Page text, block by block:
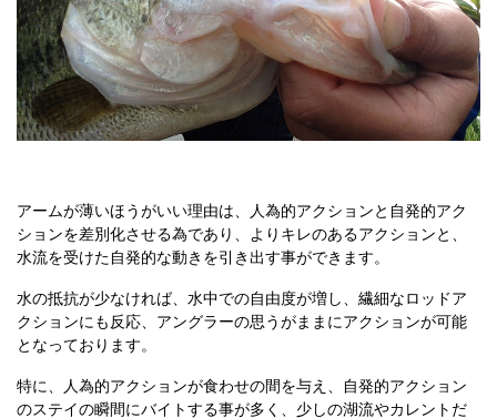
アームが薄いほうがいい理由は、人為的アクションと自発的アク
ションを差別化させる為であり、よりキレのあるアクションと、
水流を受けた自発的な動きを引き出す事ができます。
水の抵抗が少なければ、水中での自由度が増し、繊細なロッドア
クションにも反応、アングラーの思うがままにアクションが可能
となっております。
特に、人為的アクションが食わせの間を与え、自発的アクション
のステイの瞬間にバイトする事が多く、少しの湖流やカレントだ